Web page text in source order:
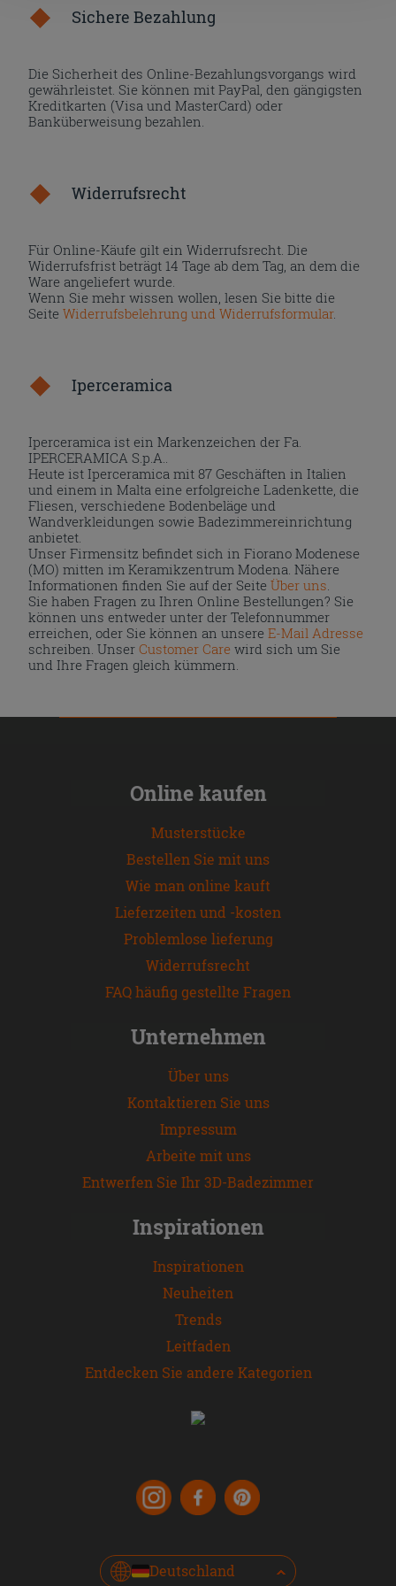
Sichere Bezahlung
Die Sicherheit des Online-Bezahlungsvorgangs wird
gewährleistet. Sie können mit PayPal, den gängigsten
Kreditkarten (Visa und MasterCard) oder
Banküberweisung bezahlen.
Widerrufsrecht
Für Online-Käufe gilt ein Widerrufsrecht. Die
Widerrufsfrist beträgt 14 Tage ab dem Tag, an dem die
Ware angeliefert wurde.
Wenn Sie mehr wissen wollen, lesen Sie bitte die
SeiteWiderrufsbelehrung und Widerrufsformular.
Iperceramica
Iperceramica ist ein Markenzeichen der Fa.
IPERCERAMICA S.p.A..
Heute ist Iperceramica mit 87 Geschäften in Italien
und einem in Malta eine erfolgreiche Ladenkette, die
Fliesen, verschiedene Bodenbeläge und
Wandverkleidungen sowie Badezimmereinrichtung
anbietet.
Unser Firmensitz befindet sich in Fiorano Modenese
(MO) mitten im Keramikzentrum Modena. Nähere
Informationen finden Sie auf der Seite Über uns
Sie haben Fragen zu Ihren Online Bestellungen? Sie
können uns entweder unter der Telefonnummer
erreichen, oder Sie können an unsereE-Mail Adresse
schreiben. UnserCustomer Care wird sich um Sie
und Ihre Fragen gleich kümmern.
Online kaufen
Musterstücke
Bestellen Sie mit uns
Wie man online kauft
Lieferzeiten und -kosten
Problemlose lieferung
Widerrufsrecht
FAQ häufig gestellte Fragen
Unternehmen
Über uns
Kontaktieren Sie uns
Impressum
Arbeite mit uns
Entwerfen Sie Ihr 3D-Badezimmer
Inspirationen
Inspirationen
Neuheiten
Trends
Leitfaden
Entdecken Sie andere Kategorien
Deutschland